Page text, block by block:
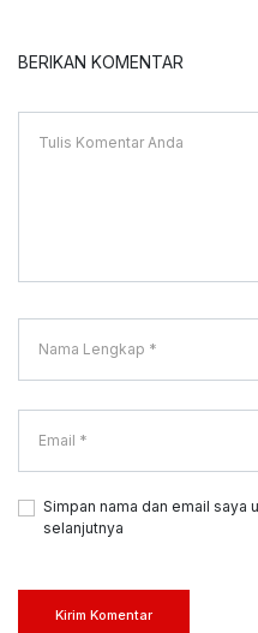
BERIKAN KOMENTAR
Simpan nama dan email saya
selanjutnya
Kirim Komentar